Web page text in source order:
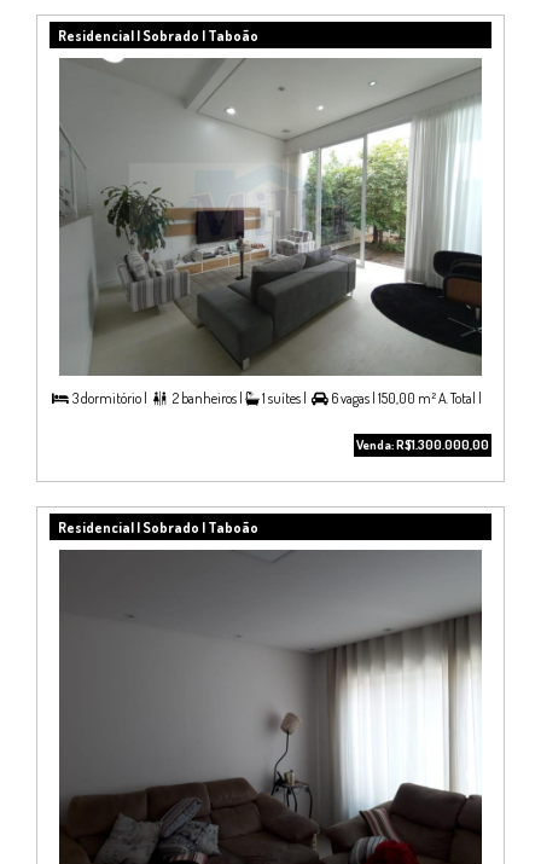
Residencial | Sobrado | Taboão
 3 dormitório |  2 banheiros | 1 suítes |  6 vagas | 150,00 m² A. Total |
Venda: R$1.300.000,00
Residencial | Sobrado | Taboão